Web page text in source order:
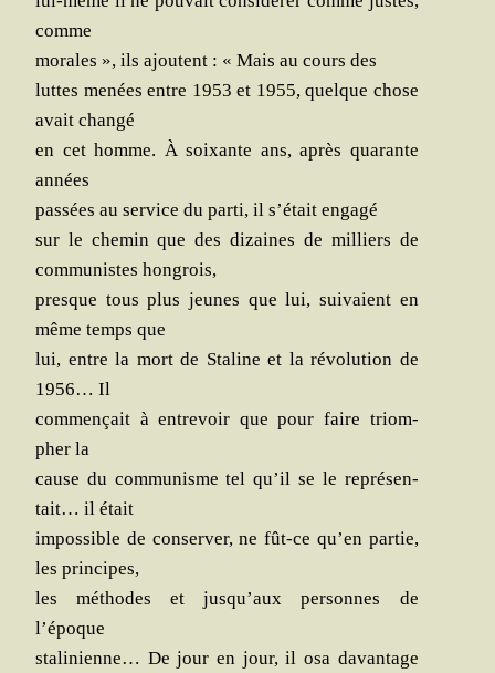
comme
morales », ils ajoutent : « Mais au cours des
luttes menées entre 1953 et 1955, quelque chose
avait changé
en cet homme. À soixante ans, après qua­rante
années
pas­sées au ser­vice du par­ti, il s’é­tait engagé
sur le che­min que des dizaines de mil­liers de
com­mu­nistes hongrois,
presque tous plus jeunes que lui, sui­vaient en
même temps que
lui, entre la mort de Sta­line et la révo­lu­tion de
1956… Il
com­men­çait à entre­voir que pour faire triom­
pher la
cause du com­mu­nisme tel qu’il se le repré­sen­
tait… il était
impos­sible de conser­ver, ne fût-ce qu’en par­tie,
les principes,
les méthodes et jus­qu’aux per­sonnes de
l’époque
sta­li­nienne… De jour en jour, il osa davan­tage